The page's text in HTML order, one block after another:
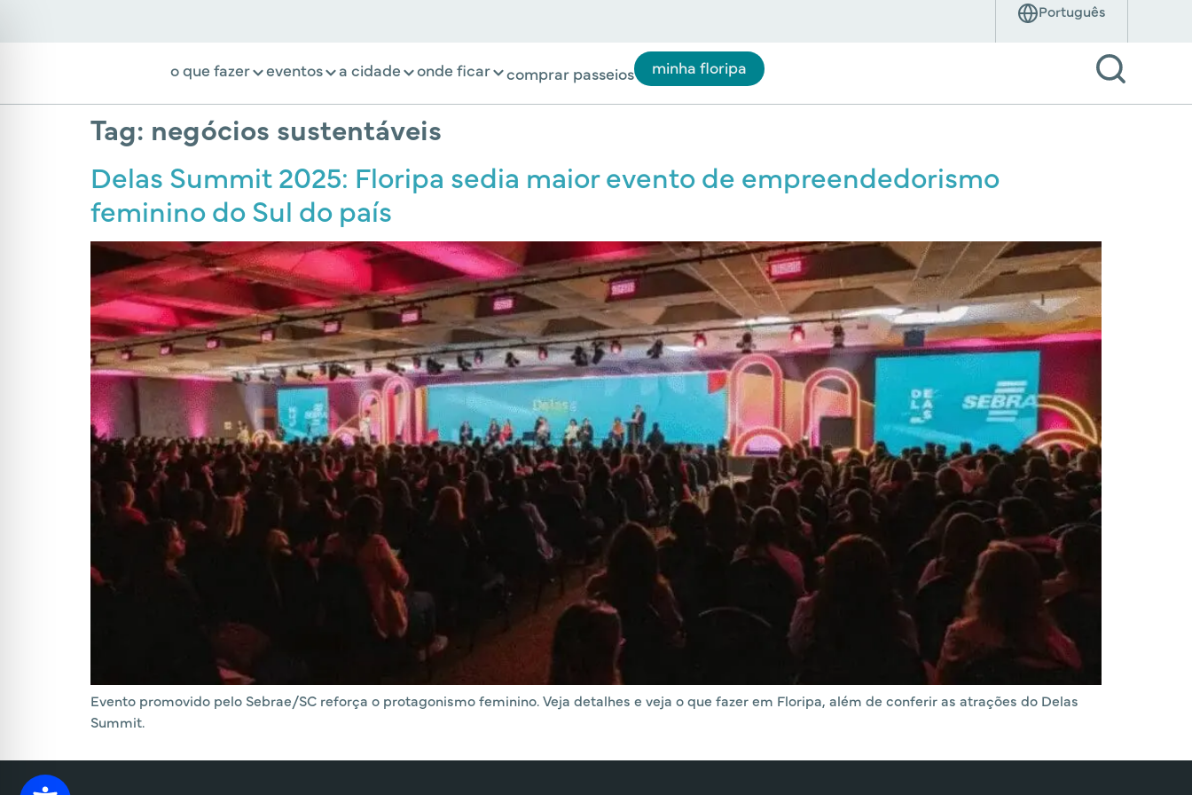
o que fazer eventos a cidade onde ficar comprar passeios minha floripa
Tag: negócios sustentáveis
Delas Summit 2025: Floripa sedia maior evento de empreendedorismo
feminino do Sul do país
Evento promovido pelo Sebrae/SC reforça o protagonismo feminino. Veja detalhes e veja o que fazer em Floripa, além de conferir as atrações do Delas
Summit.